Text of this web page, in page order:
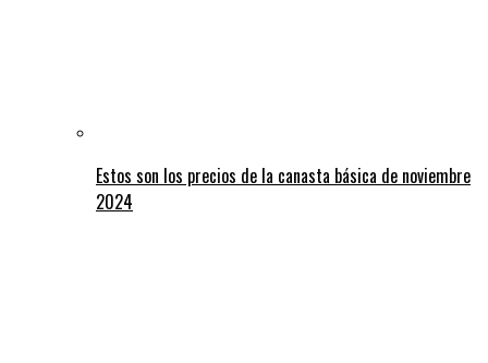
Estos son los precios de la canasta básica de noviembre
2024